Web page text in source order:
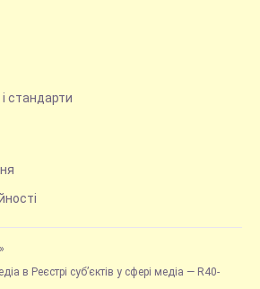
стандарти
в Реєстрі суб’єктів у сфері медіа — R40-